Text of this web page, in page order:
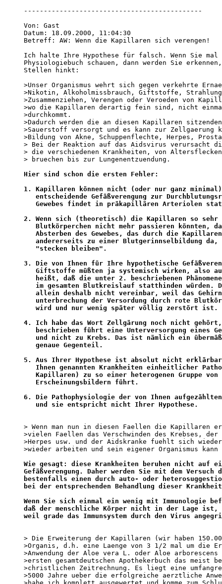
---------------------------------------------
Von: Gast
Datum: 18.09.2000, 11:04:30
Betreff: AW: Wenn die Kapillaren sich verengen!
Ich halte Ihre Hypothese für falsch. Wenn Sie
Physiologiebuch schauen, dann werden Sie
Stellen hinkt:
>Unser Organismus wehrt sich gegen verkehrte
>Nikotin, Alkoholmissbrauch, Giftstoffe,
>Zusammenziehen, Verengen oder Veroeden von
>wo die Kapillaren derartig fein sind, nicht
>durchkommt.
>Dadurch werden die an diesen Kapillaren
>Sauerstoff versorgt und es kann zur Zellgaerung
>Bildung von Akne, Schuppenflechte, Herpes,
> Bei der Reaktion auf das Aidsvirus verursacht
> die verschiedenen Krankheiten, von
> bruechen bis zur Lungenentzuendung.
Hier sind schon die ersten Fehler:
1. Kapillaren können nicht (oder nur ganz
entscheidende Gefäßverengung zur
Gewebes findet in präkapillären Arteriolen
2. Wenn sich (theoretisch) die Kapillaren so sehr
Blutkörperchen nicht mehr passieren könnten,
Absterben des Gewebes, das durch die
andererseits zu einer Blutgerinnselbildung
   "stecken bleiben".
3. Die von Ihnen für Ihre hypothetische
Giftstoffe müßten ja systemisch wirken, also
heißt, daß die unter 2. beschriebenen
im gesamten Blutkreislauf statthinden würden.
allein deshalb nicht vereinbar, weil das
unterbrechung der Versordung durch rote
   wird und nur wenig später völlig zerstört ist.
4. Ich habe das Wort Zellgärung noch nicht
beschrieben führt eine Unterversorgung eines
und nicht zu Krebs. Das ist nämlich ein
   genaue Gegenteil.
5. Aus Ihrer Hypothese ist absolut nicht
Ihnen genannten Krankheiten einheitlicher
Kapillaren) zu so einer heterogenen Gruppe
   Erscheinungsbildern führt.
6. Die Pathophysiologie der von Ihnen
   und sie entspricht nicht Ihrer Hypothese.
> Wenn man nun in diesen Faellen die Kapillaren
>vielen Faellen das Verschwinden des Krebses,
>Herpes usw. und der Aidskranke fuehlt sich
>wieder arbeiten und sein eigener Organismus
Wie gesagt: diese Krankheiten beruhen nicht auf
Gefäßverengung. Daher werden Sie mit dem
bestenfalls einen durch auto- oder
bei der entsprechenden Behandlung dieser
Wenn Sie sich einmal ein wenig mit Immunologie
daß der menschliche Körper nicht in der Lage
weil grade das Immunsystem durch den Virus
> Die Erweiterung der Kapillaren (wir haben
>Organis, d.h. eine Laenge von 3 1/2 mal um
>Anwendung der Aloe vera L. oder Aloe
>ersten gesamtdeutschen Apothekerbuch das
>christlichen Zeitrechnung. Es liegt eine
>5000 Jahre ueber die erfolgreiche aerztliche